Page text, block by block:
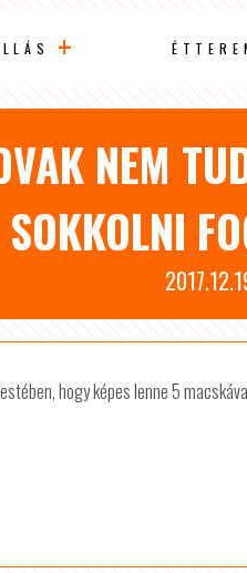
NEM
hogy képes lenne 5